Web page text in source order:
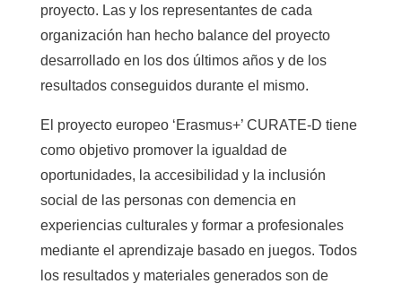
proyecto. Las y los representantes de cada
organización han hecho balance del proyecto
desarrollado en los dos últimos años y de los
resultados conseguidos durante el mismo.
El proyecto europeo ‘Erasmus+’ CURATE-D tiene
como objetivo promover la igualdad de
oportunidades, la accesibilidad y la inclusión
social de las personas con demencia en
experiencias culturales y formar a profesionales
mediante el aprendizaje basado en juegos. Todos
los resultados y materiales generados son de